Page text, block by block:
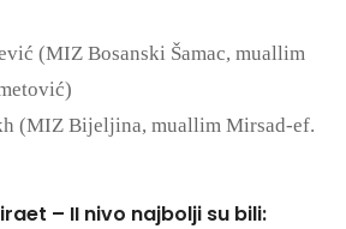
(MIZ Bosanski Šamac, muallim
(MIZ Bijeljina, muallim Mirsad-ef.
– II nivo najbolji su bili: